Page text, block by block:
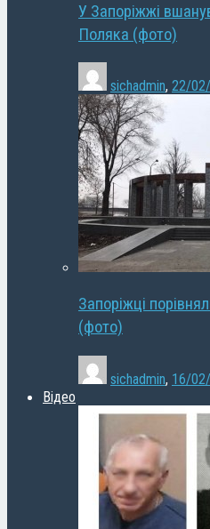
У Запоріжжі
Поляка (фото)
sichadmin, 22/
Запоріжці
(фото)
sichadmin, 16/
Відео